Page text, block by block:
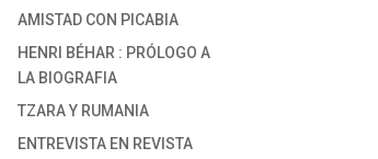
AMISTAD CON PICABIA
HENRI BÉHAR : PRÓLOGO A
LA BIOGRAFIA
TZARA Y RUMANIA
ENTREVISTA EN REVISTA